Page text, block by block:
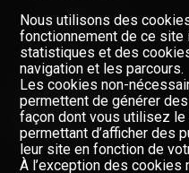
À PROPOS DE NOUS
GAZETTE
FORMULAIRE DE CONTACT
Nous utilisons des
fonctionnement de ce site
statistiques et des
navigation et les parcours.
Les cookies non-
permettent de générer
façon dont vous utilisez
permettant d’afficher des
leur site en fonction de
À l’exception des cookies